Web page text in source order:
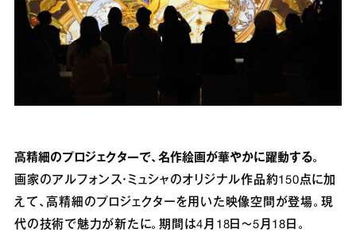
高精細のプロジェクターで、名作絵画が華やかに躍動する。
画家のアルフォンス・ミュシャのオリジナル作品約150点に加
えて、高精細のプロジェクターを用いた映像空間が登場。現
代の技術で魅力が新たに。期間は4月18日～5月18日。